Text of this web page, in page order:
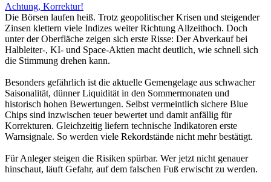
Achtung, Korrektur!
Die Börsen laufen heiß. Trotz geopolitischer Krisen und steigender
Zinsen klettern viele Indizes weiter Richtung Allzeithoch. Doch
unter der Oberfläche zeigen sich erste Risse: Der Abverkauf bei
Halbleiter-, KI- und Space-Aktien macht deutlich, wie schnell sich
die Stimmung drehen kann.
Besonders gefährlich ist die aktuelle Gemengelage aus schwacher
Saisonalität, dünner Liquidität in den Sommermonaten und
historisch hohen Bewertungen. Selbst vermeintlich sichere Blue
Chips sind inzwischen teuer bewertet und damit anfällig für
Korrekturen. Gleichzeitig liefern technische Indikatoren erste
Warnsignale. So werden viele Rekordstände nicht mehr bestätigt.
Für Anleger steigen die Risiken spürbar. Wer jetzt nicht genauer
hinschaut, läuft Gefahr, auf dem falschen Fuß erwischt zu werden.